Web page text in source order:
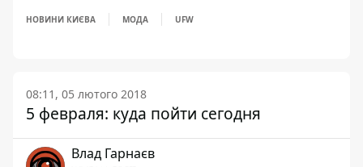
НОВИНИ КИЄВА МОДА UFW
08:11, 05 лютого 2018
5 февраля: куда пойти сегодня
Влад Гарнаєв